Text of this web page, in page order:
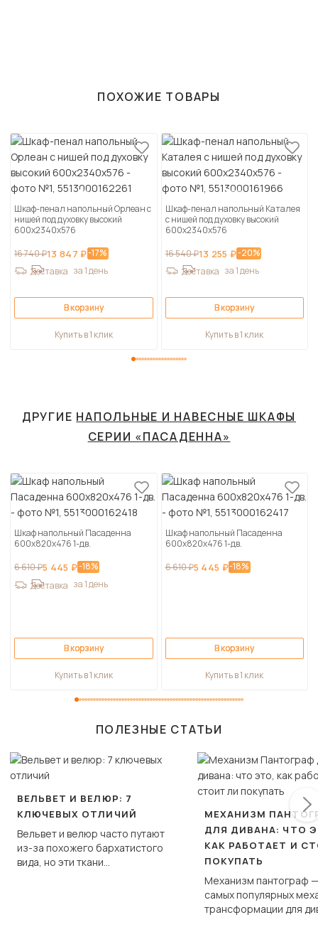
ПОХОЖИЕ ТОВАРЫ
Шкаф-пенал напольный Орлеан с
нишей под духовку высокий
600х2340х576
16 740 ₽13 847 ₽-17%
Доставка за 1 день
В корзину
Купить в 1 клик
Шкаф-пенал напольный Каталея
с нишей под духовку высокий
600х2340х576
16 540 ₽13 255 ₽-20%
Доставка за 1 день
В корзину
Купить в 1 клик
ДРУГИЕ НАПОЛЬНЫЕ И НАВЕСНЫЕ ШКАФЫ
СЕРИИ «ПАСАДЕННА»
Шкаф напольный Пасаденна
600х820х476 1-дв.
6 610 ₽5 445 ₽-18%
Доставка за 1 день
В корзину
Купить в 1 клик
Шкаф напольный Пасаденна
600х820х476 1-дв.
6 610 ₽5 445 ₽-18%
В корзину
Купить в 1 клик
ПОЛЕЗНЫЕ СТАТЬИ
ВЕЛЬВЕТ И ВЕЛЮР: 7
КЛЮЧЕВЫХ ОТЛИЧИЙ
Вельвет и велюр часто путают
из-за похожего бархатистого
вида, но эти ткани
МЕХАНИЗМ
ДЛЯ ДИВАНА: ЧТО
КАК РАБОТАЕТ И
ПОКУПАТЬ
Механизм пантограф
самых популярных
трансформации для